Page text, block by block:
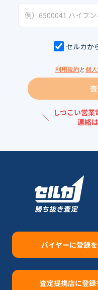
セルカか
利用規約と 個
＼ しつこい営業
連絡
バイヤーに登録
査定提携店に登